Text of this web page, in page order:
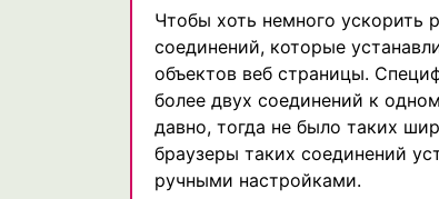
Чтобы хоть немного ускорить
соединений, которые
объектов веб страницы.
более двух соединений к
давно, тогда не было таких
браузеры таких соединений
ручными настройками.